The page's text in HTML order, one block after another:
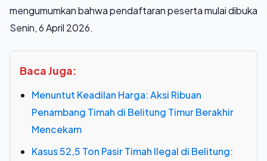
mengumumkan bahwa pendaftaran peserta mulai dibuka
Senin, 6 April 2026.
Baca Juga:
Menuntut Keadilan Harga: Aksi Ribuan
Penambang Timah di Belitung Timur Berakhir
Mencekam
Kasus 52,5 Ton Pasir Timah Ilegal di Belitung: